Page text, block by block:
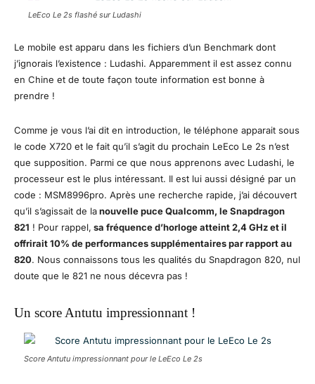
LeEco Le 2s flashé sur Ludashi
Le mobile est apparu dans les fichiers d’un Benchmark dont
j’ignorais l’existence : Ludashi. Apparemment il est assez connu
en Chine et de toute façon toute information est bonne à
prendre !
Comme je vous l’ai dit en introduction, le téléphone apparait sous
le code X720 et le fait qu’il s’agit du prochain LeEco Le 2s n’est
que supposition. Parmi ce que nous apprenons avec Ludashi, le
processeur est le plus intéressant. Il est lui aussi désigné par un
code : MSM8996pro. Après une recherche rapide, j’ai découvert
qu’il s’agissait de lanouvelle puce Qualcomm, le Snapdragon
821 ! Pour rappel, sa fréquence d’horloge atteint 2,4 GHz et il
offrirait 10% de performances supplémentaires par rapport au
820. Nous connaissons tous les qualités du Snapdragon 820, nul
doute que le 821 ne nous décevra pas !
Un score Antutu impressionnant !
Score Antutu impressionnant pour le LeEco Le 2s